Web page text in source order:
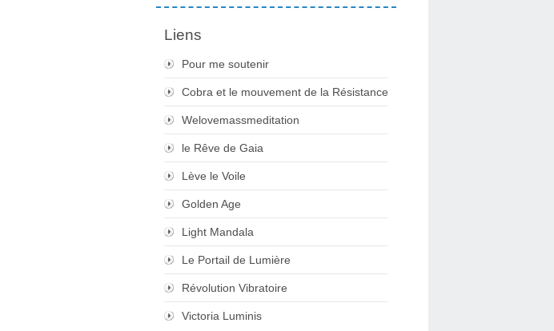
Liens
Pour me soutenir
Cobra et le mouvement de la Résistance
Welovemassmeditation
le Rêve de Gaia
Lève le Voile
Golden Age
Light Mandala
Le Portail de Lumière
Révolution Vibratoire
Victoria Luminis